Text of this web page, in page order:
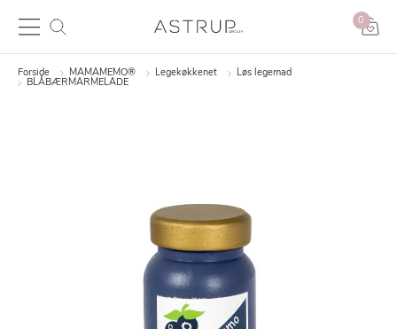
0
Forside MAMAMEMO® Legekøkkenet
Løs legemad
BLÅBÆRMARMELADE